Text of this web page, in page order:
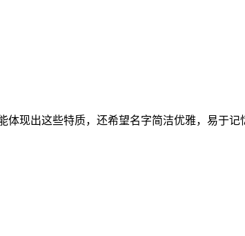
现出这些特质，还希望名字简洁优雅，易于